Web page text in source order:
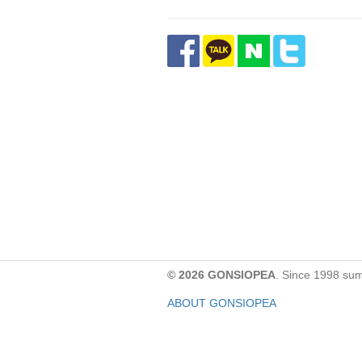
© 2026 GONSIOPEA . Since 1998
ABOUT GONSIOPEA